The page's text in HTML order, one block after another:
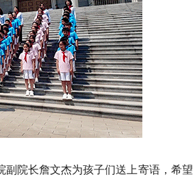
院长詹文杰为孩子们送上寄语，希